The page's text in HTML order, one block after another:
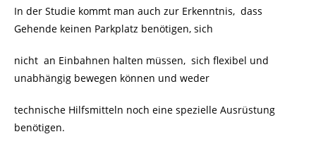
In der Studie kommt man auch zur Erkenntnis, dass
Gehende keinen Parkplatz benötigen, sich
nicht an Einbahnen halten müssen, sich flexibel und
unabhängig bewegen können und weder
technische Hilfsmitteln noch eine spezielle Ausrüstung
benötigen.